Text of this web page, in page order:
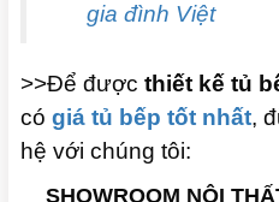
gia đình Việt
>>Để được thiết kế tủ
có giá tủ bếp tốt nhất,
hệ với chúng tôi:
SHOWROOM NỘI